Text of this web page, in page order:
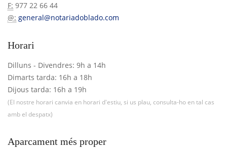
F: 977 22 66 44
@: general@notariadoblado.com
Horari
Dilluns - Divendres: 9h a 14h
Dimarts tarda: 16h a 18h
Dijous tarda: 16h a 19h
(El nostre horari canvia en horari d'estiu, si us plau, consulta-ho en tal cas
amb el despatx)
Aparcament més proper